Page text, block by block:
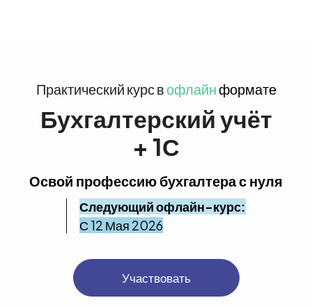
Практический курс вофлайнформате
Бухгалтерский учёт
+ 1С
Освой профессию бухгалтера с нуля
Следующий офлайн-курс:
С 12 Мая 2026
Участвовать